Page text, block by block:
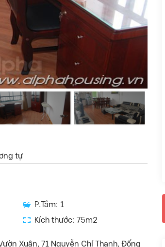
tự
P.Tắm: 1
Kích thước: 75m2
Xuân, 71 Nguyễn Chí Thanh, Đống